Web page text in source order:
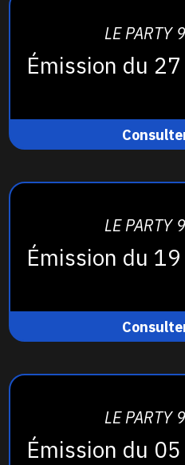
LE PARTY
Émission du
LE PARTY
Émission du
LE PARTY
Émission du